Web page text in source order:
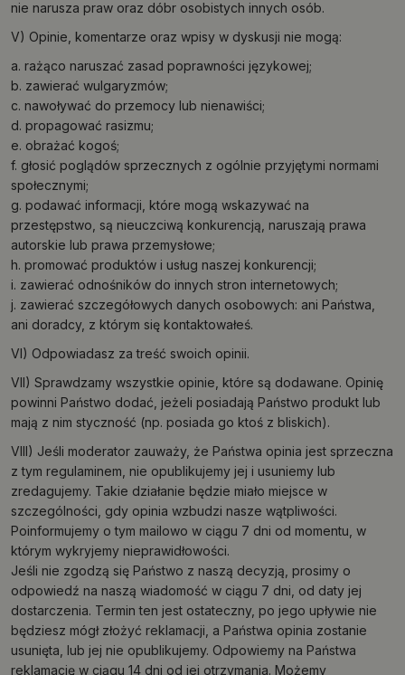
nie narusza praw oraz dóbr osobistych innych osób.
V) Opinie, komentarze oraz wpisy w dyskusji nie mogą:
a. rażąco naruszać zasad poprawności językowej;
b. zawierać wulgaryzmów;
c. nawoływać do przemocy lub nienawiści;
d. propagować rasizmu;
e. obrażać kogoś;
f. głosić poglądów sprzecznych z ogólnie przyjętymi normami
społecznymi;
g. podawać informacji, które mogą wskazywać na
przestępstwo, są nieuczciwą konkurencją, naruszają prawa
autorskie lub prawa przemysłowe;
h. promować produktów i usług naszej konkurencji;
i. zawierać odnośników do innych stron internetowych;
j. zawierać szczegółowych danych osobowych: ani Państwa,
ani doradcy, z którym się kontaktowałeś.
VI) Odpowiadasz za treść swoich opinii.
VII) Sprawdzamy wszystkie opinie, które są dodawane. Opinię
powinni Państwo dodać, jeżeli posiadają Państwo produkt lub
mają z nim styczność (np. posiada go ktoś z bliskich).
VIII) Jeśli moderator zauważy, że Państwa opinia jest sprzeczna
z tym regulaminem, nie opublikujemy jej i usuniemy lub
zredagujemy. Takie działanie będzie miało miejsce w
szczególności, gdy opinia wzbudzi nasze wątpliwości.
Poinformujemy o tym mailowo w ciągu 7 dni od momentu, w
którym wykryjemy nieprawidłowości.
Jeśli nie zgodzą się Państwo z naszą decyzją, prosimy o
odpowiedź na naszą wiadomość w ciągu 7 dni, od daty jej
dostarczenia. Termin ten jest ostateczny, po jego upływie nie
będziesz mógł złożyć reklamacji, a Państwa opinia zostanie
usunięta, lub jej nie opublikujemy. Odpowiemy na Państwa
reklamację w ciągu 14 dni od jej otrzymania. Możemy